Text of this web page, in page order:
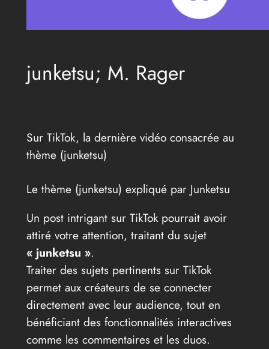
junketsu; M. Rager
Sur TikTok, la dernière vidéo consacrée au
thème (junketsu)
Le thème (junketsu) expliqué par Junketsu
Un post intrigant sur TikTok pourrait avoir
attiré votre attention, traitant du sujet
« junketsu ».
Traiter des sujets pertinents sur TikTok
permet aux créateurs de se connecter
directement avec leur audience, tout en
bénéficiant des fonctionnalités interactives
comme les commentaires et les duos.